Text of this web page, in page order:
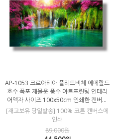
AP-1053 크로아티아 플리트비체 에메랄드
호수 폭포 재물운 풍수 아트프린팅 인테리
어액자 사이즈 100x50cm 인쇄한 캔버스
판넬
[재고보유 당일발송] 100% 코튼 캔버스에
인쇄
89,000원